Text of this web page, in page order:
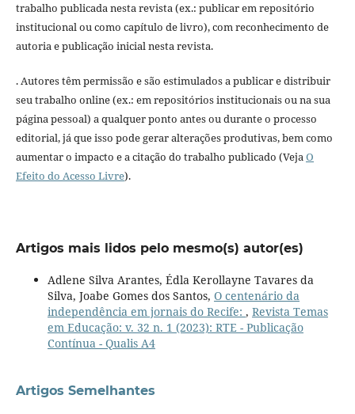
trabalho publicada nesta revista (ex.: publicar em repositório
institucional ou como capítulo de livro), com reconhecimento de
autoria e publicação inicial nesta revista.
. Autores têm permissão e são estimulados a publicar e distribuir
seu trabalho online (ex.: em repositórios institucionais ou na sua
página pessoal) a qualquer ponto antes ou durante o processo
editorial, já que isso pode gerar alterações produtivas, bem como
aumentar o impacto e a citação do trabalho publicado (VejaO
Efeito do Acesso Livre).
Artigos mais lidos pelo mesmo(s) autor(es)
Adlene Silva Arantes, Édla Kerollayne Tavares da
Silva, Joabe Gomes dos Santos, O centenário da
independência em jornais do Recife: , Revista Temas
em Educação: v. 32 n. 1 (2023): RTE - Publicação
Contínua - Qualis A4
Artigos Semelhantes